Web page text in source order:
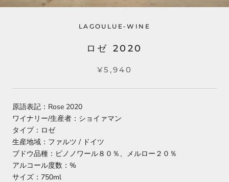
LAGOULUE-WINE
ロゼ 2020
¥5,940
原語表記：Rose 2020
ワイナリー/生産者：ショイァマン
タイプ：ロゼ
生産地域：ファルツ / ドイツ
ブドウ品種：ピノノワール８０％、メルロー２０％
アルコール度数：%
サイズ：750ml